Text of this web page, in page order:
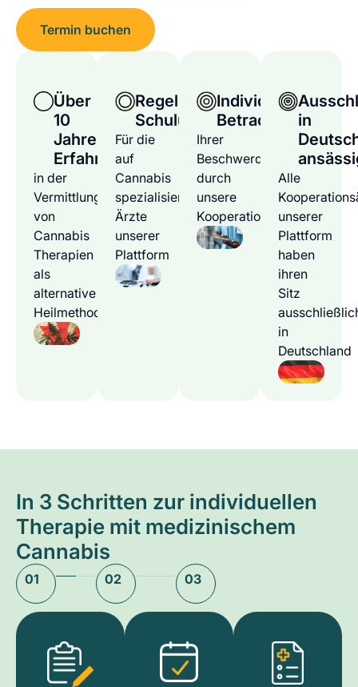
Termin buchen
Über
10
Jahre
Erfahrung
in der
Vermittlung
von
Cannabis
Therapien
als
alternative
Heilmethode
Regelmäßige
Schulungen
Für die
auf
Cannabis
spezialisierten
Ärzte
unserer
Plattform
Individuelle
Betrachtung
Ihrer
Beschwerden
durch
unsere
Kooperationsärzte
in
Alle
unserer
Plattform
haben
ihren
Sitz
in
Deutschland
In 3 Schritten zur individuellen
Therapie mit medizinischem
Cannabis
01 02 03